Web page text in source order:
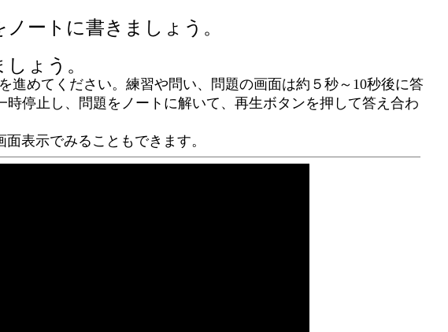
ートに書きましょう。
ょう。
進めてください。練習や問い、問題の画面は約５秒～10秒後に答
停止し、問題をノートに解いて、再生ボタンを押して答え合わ
表示でみることもできます。